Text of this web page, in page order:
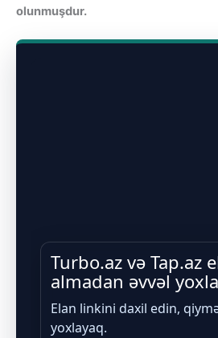
olunmuşdur.
Turbo.az və Tap.az
almadan əvvəl yoxla
Elan linkini daxil edin,
yoxlayaq.